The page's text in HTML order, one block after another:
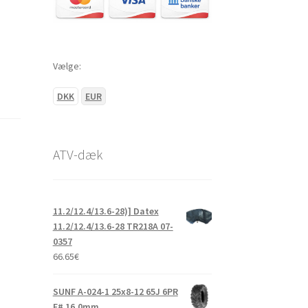
Vælge:
DKK EUR
ATV-dæk
11.2/12.4/13.6-28)] Datex
11.2/12.4/13.6-28 TR218A 07-
0357
66.65€
SUNF A-024-1 25x8-12 65J 6PR